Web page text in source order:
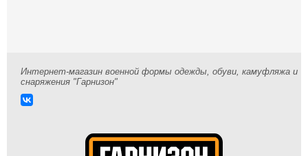
Интернет-магазин военной формы одежды, обуви, камуфляжа и
снаряжения "Гарнизон"